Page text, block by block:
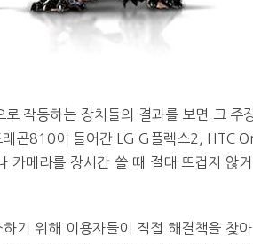
작동하는 장치들의 결과를 보면 그 주
래곤810이 들어간 LG G플렉스2, HTC
카메라를 장시간 쓸 때 절대 뜨겁지 않
기 위해 이용자들이 직접 해결책을 찾아